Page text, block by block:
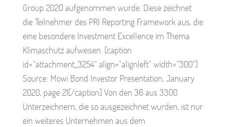
Group 2020 aufgenommen wurde. Diese zeichnet
die Teilnehmer des PRI Reporting Framework aus, die
eine besondere Investment Excellence im Thema
Klimaschutz aufweisen. [caption
id="attachment_3254" align="alignleft" width="300"]
Source: Mowi Bond Investor Presentation, January
2020, page 21[/caption] Von den 36 aus 3300
Unterzeichnern, die so ausgezeichnet wurden, ist nur
ein weiteres Unternehmen aus dem